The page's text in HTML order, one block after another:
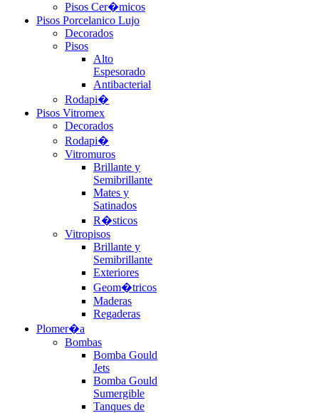
Pisos Cer�micos
Pisos Porcelanico Lujo
Decorados
Pisos
Alto
Espesorado
Antibacterial
Rodapi�
Pisos Vitromex
Decorados
Rodapi�
Vitromuros
Brillante y
Semibrillante
Mates y
Satinados
R�sticos
Vitropisos
Brillante y
Semibrillante
Exteriores
Geom�tricos
Maderas
Regaderas
Plomer�a
Bombas
Bomba Gould
Jets
Bomba Gould
Sumergible
Tanques de